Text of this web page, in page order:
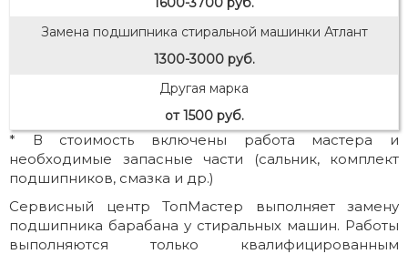
Замена подшипника стиральной машинки Атлант
1300-3000 руб.
Другая марка
от 1500 руб.
* В стоимость включены работа мастера и
необходимые запасные части (сальник, комплект
подшипников, смазка и др.)
Сервисный центр ТопМастер выполняет замену
подшипника барабана у стиральных машин. Работы
выполняются только квалифицированным